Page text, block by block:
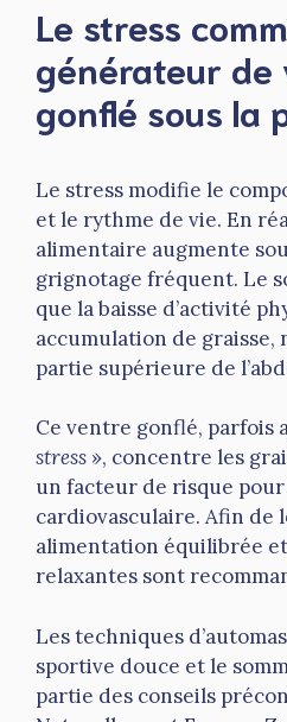
Le stress
générateur de
gonflé sous la
Le stress modifie le
et le rythme de vie. En
alimentaire augmente
grignotage fréquent. Le
que la baisse d’activité
accumulation de graisse,
partie supérieure de
Ce ventre gonflé, parfois
stress », concentre les
un facteur de risque pour
cardiovasculaire. Afin de
alimentation équilibrée
relaxantes sont
Les techniques
sportive douce et le
partie des conseils